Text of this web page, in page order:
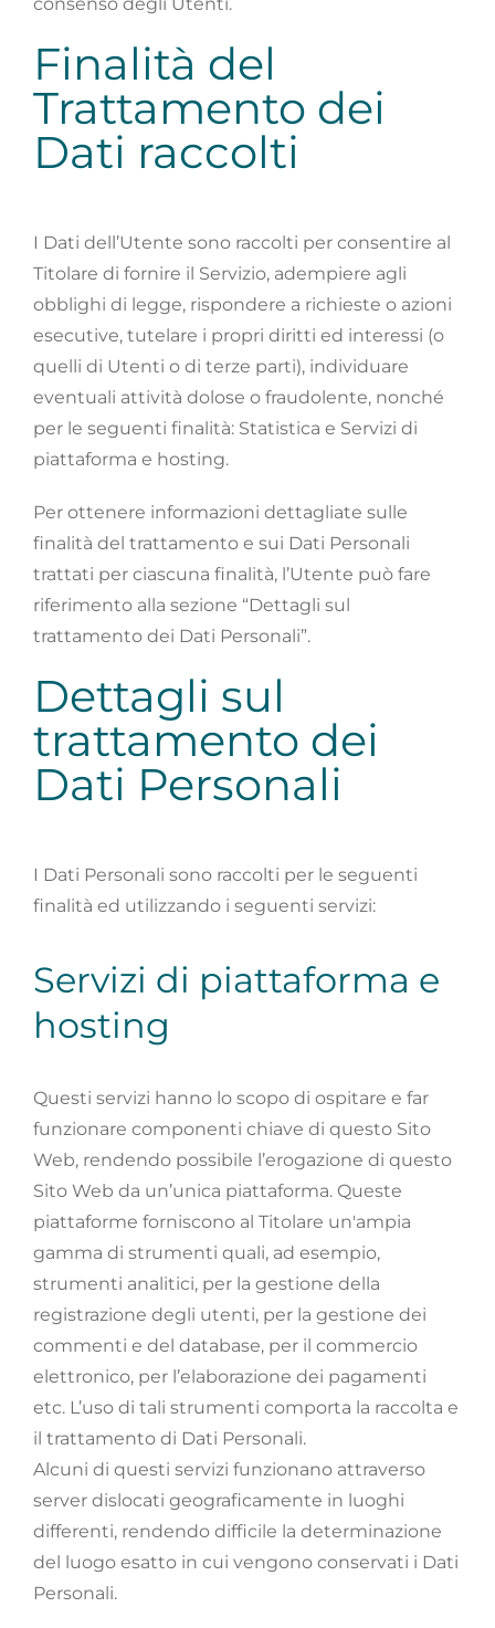
consenso degli Utenti.
Finalità del
Trattamento dei
Dati raccolti
I Dati dell’Utente sono raccolti per consentire al
Titolare di fornire il Servizio, adempiere agli
obblighi di legge, rispondere a richieste o azioni
esecutive, tutelare i propri diritti ed interessi (o
quelli di Utenti o di terze parti), individuare
eventuali attività dolose o fraudolente, nonché
per le seguenti finalità: Statistica e Servizi di
piattaforma e hosting.
Per ottenere informazioni dettagliate sulle
finalità del trattamento e sui Dati Personali
trattati per ciascuna finalità, l’Utente può fare
riferimento alla sezione “Dettagli sul
trattamento dei Dati Personali”.
Dettagli sul
trattamento dei
Dati Personali
I Dati Personali sono raccolti per le seguenti
finalità ed utilizzando i seguenti servizi:
Servizi di piattaforma e
hosting
Questi servizi hanno lo scopo di ospitare e far
funzionare componenti chiave di questo Sito
Web, rendendo possibile l’erogazione di questo
Sito Web da un’unica piattaforma. Queste
piattaforme forniscono al Titolare un'ampia
gamma di strumenti quali, ad esempio,
strumenti analitici, per la gestione della
registrazione degli utenti, per la gestione dei
commenti e del database, per il commercio
elettronico, per l’elaborazione dei pagamenti
etc. L’uso di tali strumenti comporta la raccolta e
il trattamento di Dati Personali.
Alcuni di questi servizi funzionano attraverso
server dislocati geograficamente in luoghi
differenti, rendendo difficile la determinazione
del luogo esatto in cui vengono conservati i Dati
Personali.